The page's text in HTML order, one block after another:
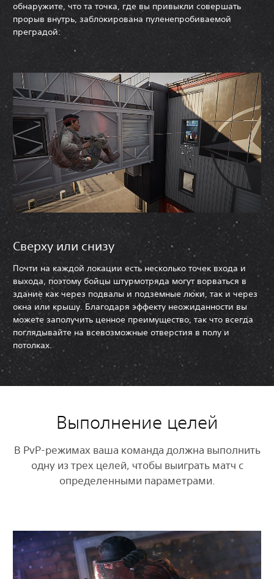
обнаружите, что та точка, где вы привыкли совершать
прорыв внутрь, заблокирована пуленепробиваемой
преградой.
Сверху или снизу
Почти на каждой локации есть несколько точек входа и
выхода, поэтому бойцы штурмотряда могут ворваться в
здание как через подвалы и подземные люки, так и через
окна или крышу. Благодаря эффекту неожиданности вы
можете заполучить ценное преимущество, так что всегда
поглядывайте на всевозможные отверстия в полу и
потолках.
Выполнение целей
В PvP-режимах ваша команда должна выполнить
одну из трех целей, чтобы выиграть матч с
определенными параметрами.